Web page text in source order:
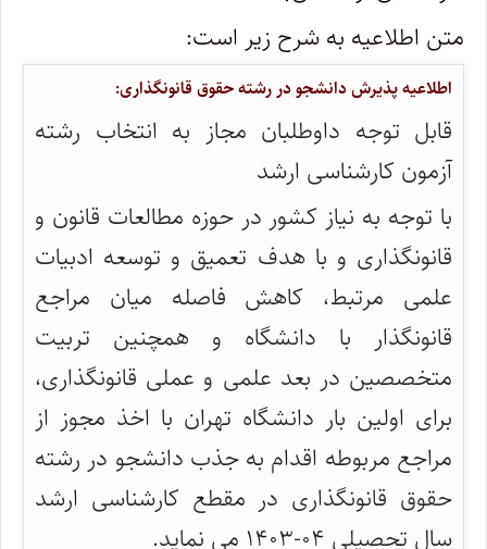
متن اطلاعیه به شرح زیر است:
اطلاعیه پذیرش دانشجو در رشته حقوق قانونگذاری:
قابل توجه داوطلبان مجاز به انتخاب رشته
آزمون کارشناسی ارشد
با توجه به نیاز کشور در حوزه مطالعات قانون و
قانونگذاری و با هدف تعمیق و توسعه ادبیات
علمی مرتبط، کاهش فاصله میان مراجع
قانونگذار با دانشگاه و همچنین تربیت
متخصصین در بعد علمی و عملی قانونگذاری،
برای اولین بار دانشگاه تهران با اخذ مجوز از
مراجع مربوطه اقدام به جذب دانشجو در رشته
حقوق قانونگذاری در مقطع کارشناسی ارشد
سال تحصیلی ۰۴-۱۴۰۳ می نماید.